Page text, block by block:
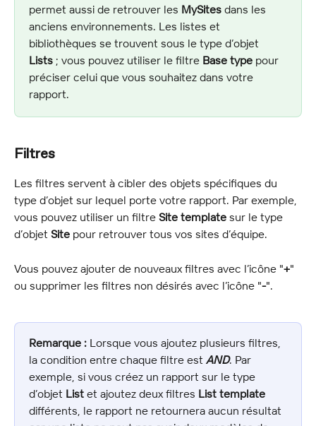
permet aussi de retrouver les MySites dans les
anciens environnements. Les listes et
bibliothèques se trouvent sous le type d’objet
Lists ; vous pouvez utiliser le filtre Base type pour
préciser celui que vous souhaitez dans votre
rapport.
Filtres
Les filtres servent à cibler des objets spécifiques du
type d’objet sur lequel porte votre rapport. Par exemple,
vous pouvez utiliser un filtre Site template sur le type
d’objet Site pour retrouver tous vos sites d’équipe.
Vous pouvez ajouter de nouveaux filtres avec l’icône "+"
ou supprimer les filtres non désirés avec l’icône "-".
Remarque : Lorsque vous ajoutez plusieurs filtres,
la condition entre chaque filtre est AND. Par
exemple, si vous créez un rapport sur le type
d’objet List et ajoutez deux filtres List template
différents, le rapport ne retournera aucun résultat